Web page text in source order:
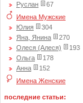
Руслан
67
Имена Мужские
Юлия
304
Яна, Янина
270
Олеся (Алеся)
193
Ольга
178
Анна
152
Имена Женские
последние статьи: